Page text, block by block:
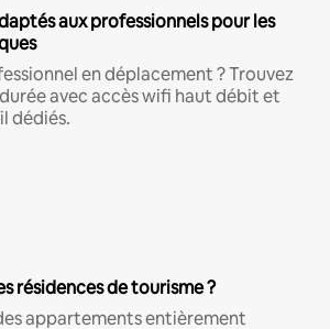
aux professionnels pour les
en déplacement ? Trouvez
avec accès wifi haut débit et
dédiés.
résidences de tourisme ?
appartements entièrement